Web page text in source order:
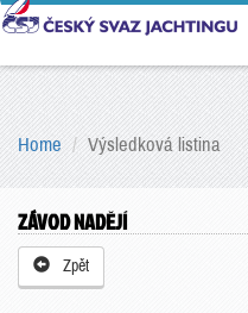
Home Výsledková listina
ZÁVOD NADĚJÍ
Zpět